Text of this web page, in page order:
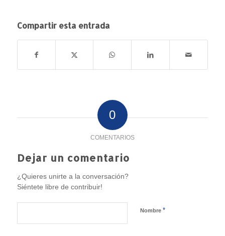
Compartir esta entrada
0
COMENTARIOS
Dejar un comentario
¿Quieres unirte a la conversación?
Siéntete libre de contribuir!
Nombre *